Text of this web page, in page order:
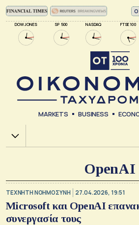
DOW JONES SP 500 NASDAQ FTSE 100
MARKETS BUSINESS
Χ.Α.
OpenAI
TΕΧΝΗΤΗ ΝΟΗΜΟΣΥΝΗ 27.04.2026, 19:51
Microsoft και OpenAI
συνεργασία τους